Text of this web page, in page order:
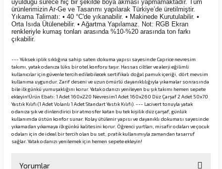
uyulduğu sürece hiç bir şekilde boya akması yapmamaktadır. Tüm
ürünlerimizin Ar-Ge ve Tasarımı yapılarak Türkiye’de üretilmiştir.
Yıkama Talimatı: • 40 °C'de yıkanabilir. • Makinede Kurutulabilir. •
Orta Isıda Ütülenebilir. • Ağartma Yapılamaz. Not: RGB Ekran
renkleriyle kumaş tonları arasında %10-%20 arasında ton farkı
çıkabilir.
--- Yüksek iplik sıklığına sahip saten dokuma yapısı sayesinde Caprice nevresim
takımı, yatak odanıza lüks bir otel konforu taşır. Hassas ciltler ve alerji eğilimli
kullanıcılar için güvenle tercih edilebilecek sertifikalı doğal pamuk içeriği, dört mevsim
kullanıma uygundur. Zarif deseni ve uzun ömürlü dayanıklılığıyla yıkamalar sonrasında
bile ilk günkü yumuşaklığını korur. Yatak odanızı yenileyen bu şık takımı hemen sepete
ekleyin!Ürün Ebatı: 1 Adet 160x220 Nevresim1 Adet 160x260 Düz Çarşaf 2 Adet 50x70
Yastık Kılıfı (1 Adet Volanlı 1 Adet Standart Yastık Kılıfı). --- Lacivert tonuyla yatak
odanıza şık ve dinlendirici bir atmosfer katan bu tek kişilik düz çarşaf, günlük
kullanımda üstün konfor sunar. Kolay ütülenir yapısı ve dayanıklı dokuması sayesinde
yıkamadan yıkamaya ilk günkü kalitesini korur. Öğrenci yurtları, misafir odaları ve çocuk
odaları için de ideal bir tercih olan bu set, pratik kullanımıyla zamandan tasarruf
sağlar. Yatak odanızı yenilemek için hemen sepete ekleyin!
Yorumlar